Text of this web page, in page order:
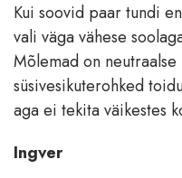
Kui soovid paar tundi
vali väga vähese
Mõlemad on neutraalse
süsivesikuterohked
aga ei tekita väikestes
Ingver